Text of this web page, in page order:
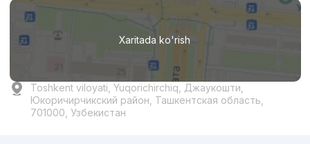
Xaritada ko'rish
Toshkent viloyati, Yuqorichirchiq, Джаукошти,
Юкоричирчикский район, Ташкентская область,
701000, Узбекистан